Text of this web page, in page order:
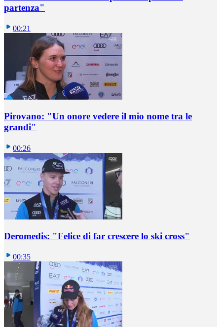
partenza"
00:21
Pirovano: "Un onore vedere il mio nome tra le
grandi"
00:26
Deromedis: "Felice di far crescere lo ski cross"
00:35